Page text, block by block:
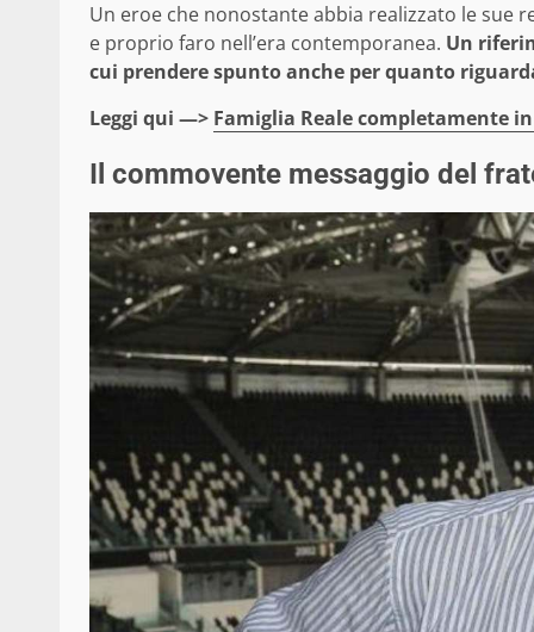
Un eroe che nonostante abbia realizzato le sue
e proprio faro nell’era contemporanea. Un
cui prendere spunto anche per quanto
Leggi qui —> Famiglia Reale completamente
Il commovente messaggio del